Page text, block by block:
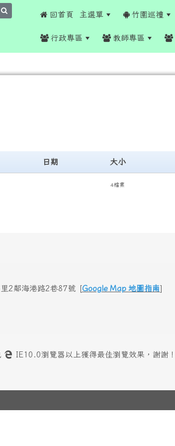
 回首頁 主選單 竹圍巡禮
行政專區 教師專區
日期 大小
4檔案
2鄰海港路2巷87號 [Google Map 地圖指南]
IE10.0瀏覽器以上獲得最佳瀏覽效果，謝謝！